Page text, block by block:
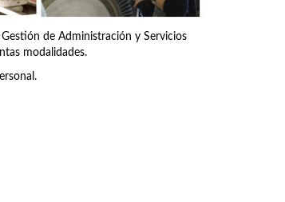
de Administración y Servicios
modalidades.